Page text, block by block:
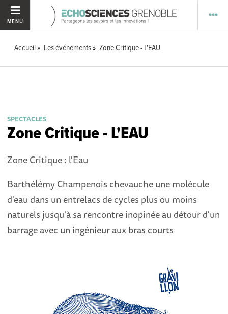
MENU
Accueil Les événements Zone Critique - L'EAU
SPECTACLES
Zone Critique - L'EAU
Zone Critique : l'Eau
Barthélémy Champenois chevauche une molécule
d'eau dans un entrelacs de cycles plus ou moins
naturels jusqu'à sa rencontre inopinée au détour d'un
barrage avec un ingénieur aux bras courts